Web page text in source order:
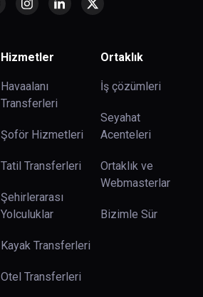
Hizmetler
Havaalanı
Transferleri
Şoför Hizmetleri
Tatil Transferleri
Şehirlerarası
Yolculuklar
Kayak Transferleri
Otel Transferleri
Ortaklık
İş çözümleri
Seyahat
Acenteleri
Ortaklık ve
Webmasterlar
Bizimle Sür